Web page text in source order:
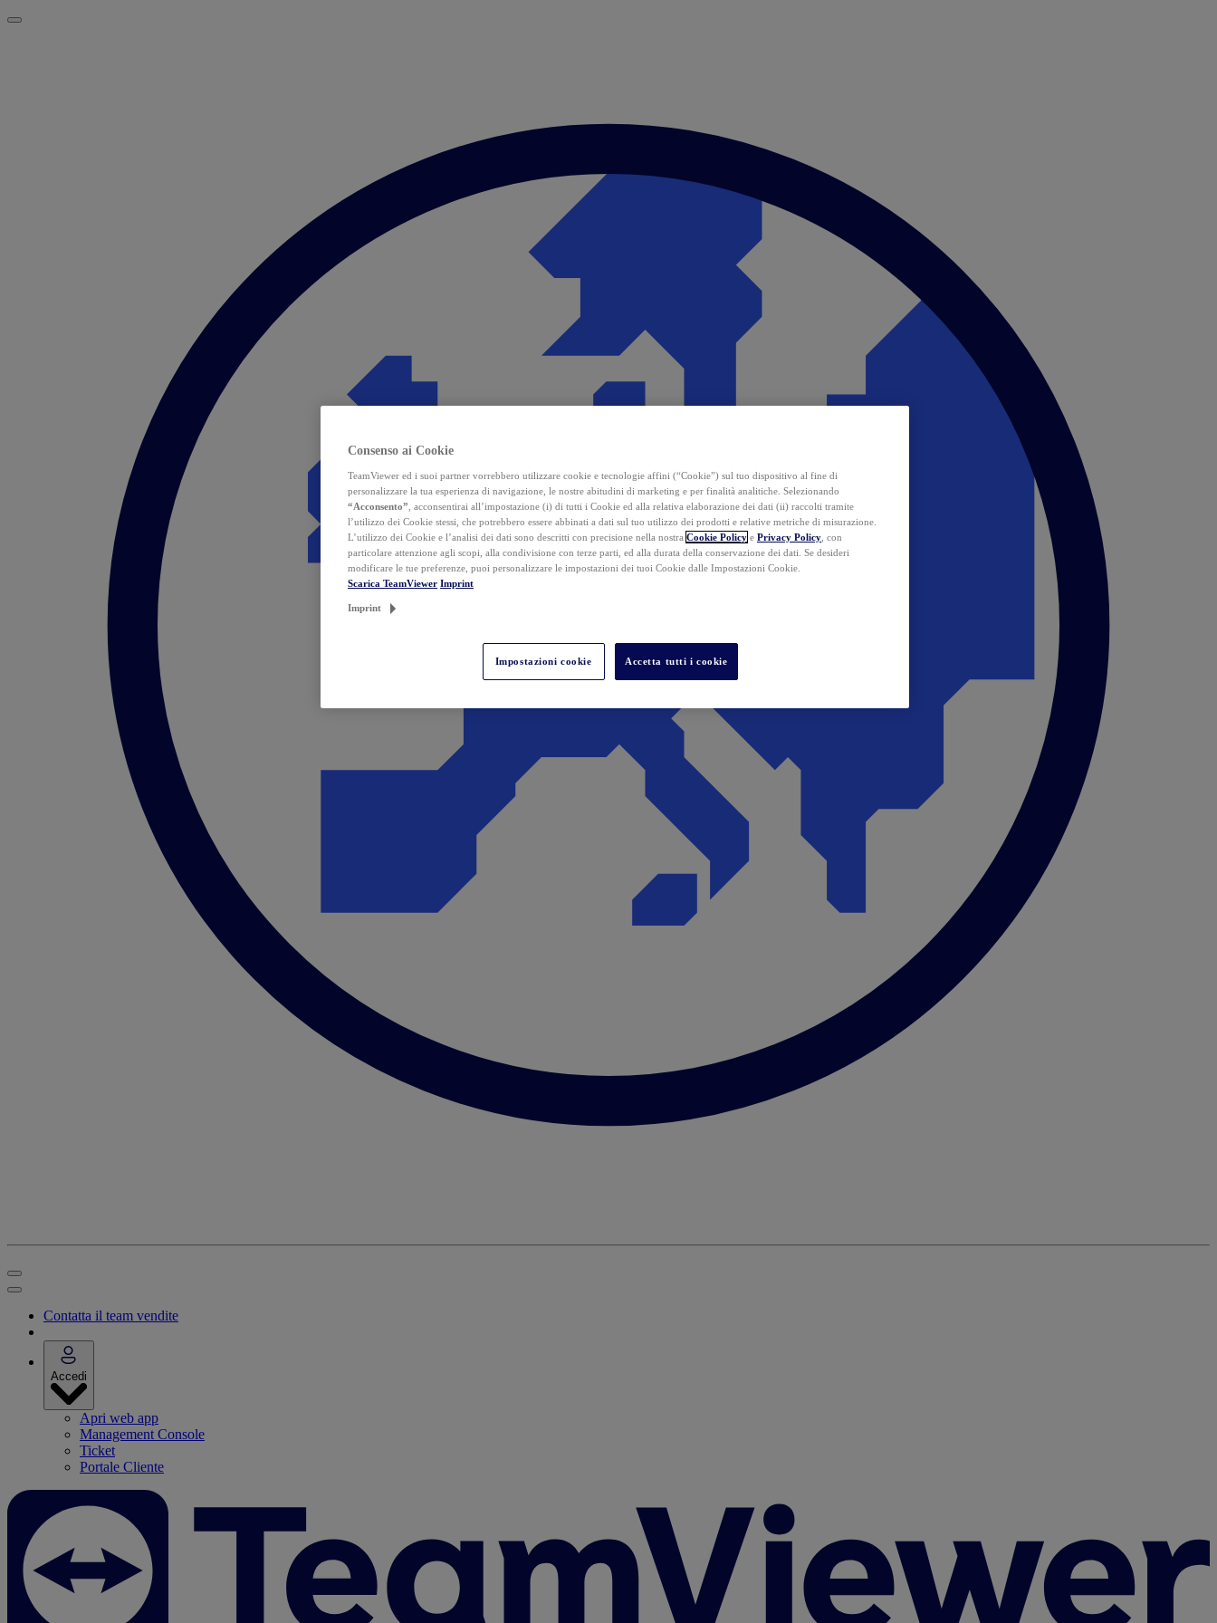
Contatta il team vendite
Accedi
Apri web app
Management Console
Ticket
Portale Cliente
Consenso ai Cookie
TeamViewer ed i suoi partner vorrebbero utilizzare cookie e tecnologie affini (“Cookie”) sul tuo dispositivo al fine di
personalizzare la tua esperienza di navigazione, le nostre abitudini di marketing e per finalità analitiche. Selezionando
“Acconsento” , acconsentirai all’impostazione (i) di tutti i Cookie ed alla relativa elaborazione dei dati (ii) raccolti tramite
l’utilizzo dei Cookie stessi, che potrebbero essere abbinati a dati sul tuo utilizzo dei prodotti e relative metriche di misurazione.
L’utilizzo dei Cookie e l’analisi dei dati sono descritti con precisione nella nostra Cookie Policy e Privacy Policy , con
particolare attenzione agli scopi, alla condivisione con terze parti, ed alla durata della conservazione dei dati. Se desideri
modificare le tue preferenze, puoi personalizzare le impostazioni dei tuoi Cookie dalle Impostazioni Cookie.
Scarica TeamViewer Imprint
Imprint
Impostazioni cookie Accetta tutti i cookie